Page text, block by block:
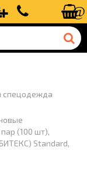
Регистрация+7 (499) 110-
спецодежда
(100 шт),
Standard,